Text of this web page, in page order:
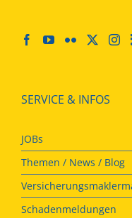
SERVICE & INFOS
JOBs
Themen / News / Blog
Schadenmeldungen